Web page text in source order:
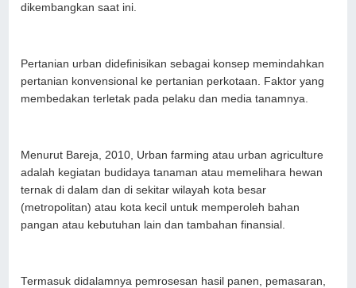
dikembangkan saat ini.
Pertanian urban didefinisikan sebagai konsep memindahkan
pertanian konvensional ke pertanian perkotaan. Faktor yang
membedakan terletak pada pelaku dan media tanamnya.
Menurut Bareja, 2010, Urban farming atau urban agriculture
adalah kegiatan budidaya tanaman atau memelihara hewan
ternak di dalam dan di sekitar wilayah kota besar
(metropolitan) atau kota kecil untuk memperoleh bahan
pangan atau kebutuhan lain dan tambahan finansial.
Termasuk didalamnya pemrosesan hasil panen, pemasaran,